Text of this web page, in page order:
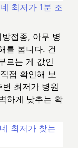
최저가 1분 조
접종, 아무 병
를 봅니다. 건
르는 게 값인
접 확인해 보
최저가 병원
하게 낮추는 확